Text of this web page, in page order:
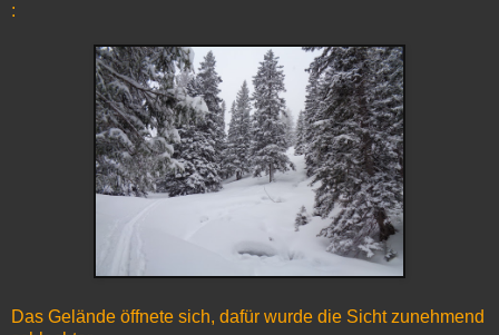
:
Das Gelände öffnete sich, dafür wurde die Sicht zunehmend